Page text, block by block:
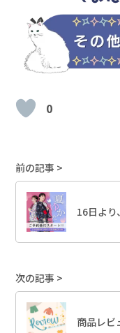
0
前の記事
16日よ
次の記事
商品レビ